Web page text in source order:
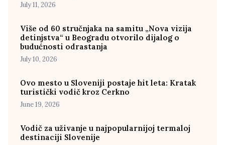
July 11, 2026
Više od 60 stručnjaka na samitu „Nova vizija
detinjstva“ u Beogradu otvorilo dijalog o
budućnosti odrastanja
July 10, 2026
Ovo mesto u Sloveniji postaje hit leta: Kratak
turistički vodič kroz Cerkno
June 19, 2026
Vodič za uživanje u najpopularnijoj termaloj
destinaciji Slovenije